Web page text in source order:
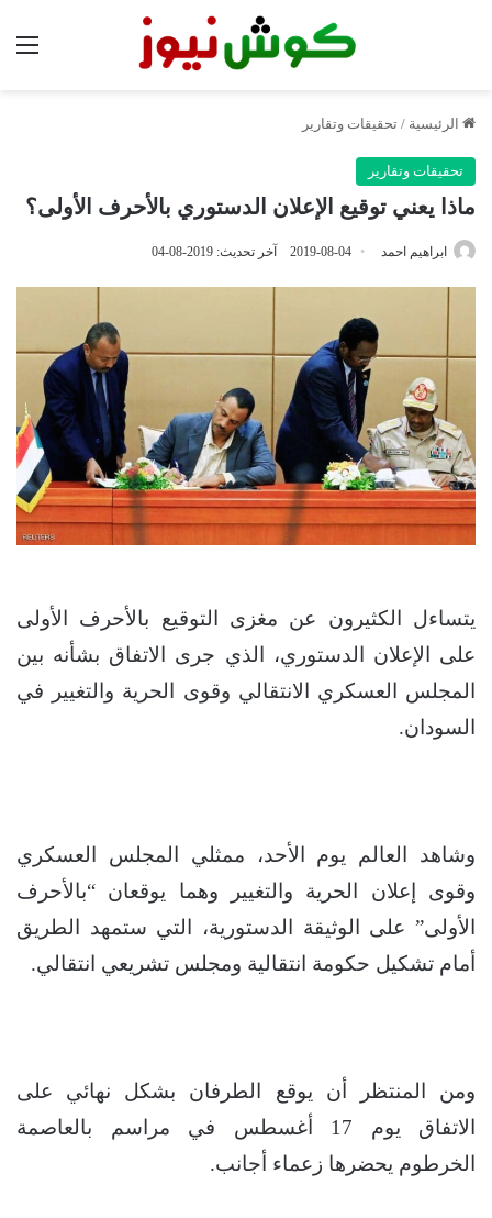
الرئيسية / تحقيقات وتقارير
تحقيقات وتقارير
ماذا يعني توقيع الإعلان الدستوري بالأحرف الأولى؟
ابراهيم احمد 2019-08-04 آخر تحديث: 2019-08-04
يتساءل الكثيرون عن مغزى التوقيع بالأحرف الأولى
على الإعلان الدستوري، الذي جرى الاتفاق بشأنه بين
المجلس العسكري الانتقالي وقوى الحرية والتغيير في
السودان.
وشاهد العالم يوم الأحد، ممثلي المجلس العسكري
وقوى إعلان الحرية والتغيير وهما يوقعان “بالأحرف
الأولى” على الوثيقة الدستورية، التي ستمهد الطريق
أمام تشكيل حكومة انتقالية ومجلس تشريعي انتقالي.
ومن المنتظر أن يوقع الطرفان بشكل نهائي على
الاتفاق يوم 17 أغسطس في مراسم بالعاصمة
الخرطوم يحضرها زعماء أجانب.